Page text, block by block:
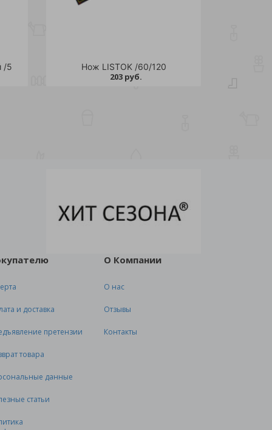
/5 Нож LISTOK /60/120
203 руб.
и доставка
претензии
товара
данные
статьи
О Компании
О нас
Отзывы
Контакты